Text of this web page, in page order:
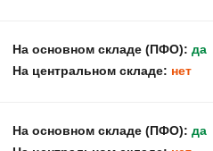
На основном складе (ПФО): да
На центральном складе: нет
На основном складе (ПФО): да